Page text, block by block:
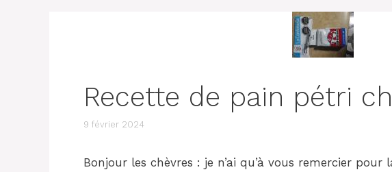
Recette de pain pétri
9 février 2024
Bonjour les chèvres : je n’ai qu’à vous remercier pour